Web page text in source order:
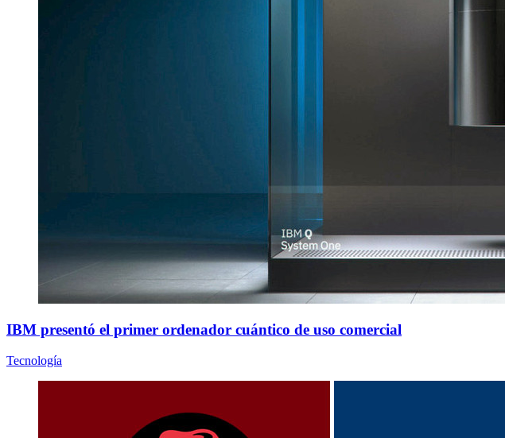
IBM presentó el primer ordenador cuántico de uso comercial
Tecnología